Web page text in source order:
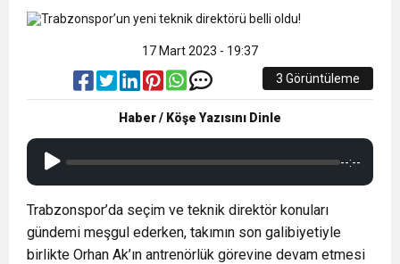
17 Mart 2023 - 19:37
3 Görüntüleme
Haber / Köşe Yazısını Dinle
--:--
Trabzonspor’da seçim ve teknik direktör konuları
gündemi meşgul ederken, takımın son galibiyetiyle
birlikte Orhan Ak’ın antrenörlük görevine devam etmesi